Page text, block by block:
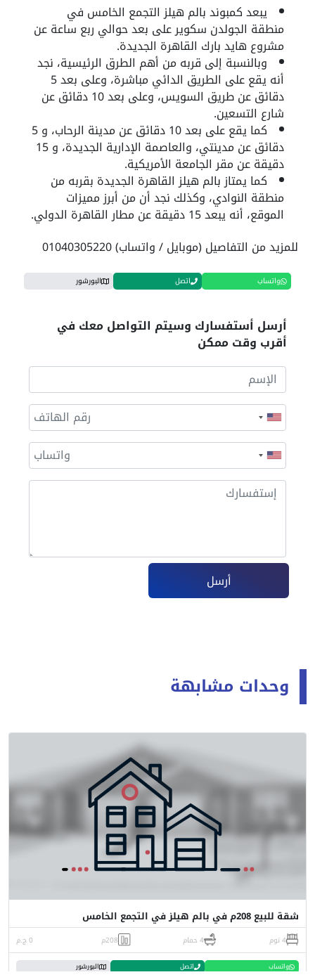
يبعد كمبوند بالم هيلز التجمع الخامس في
منطقة الجولدن سكوير على بعد حوالي ربع ساعة عن
مشروع هايد بارك القاهرة الجديدة.
وبالنسبة إلى قربه من أهم الطرق الرئيسية، نجد
أنه يقع على الطريق الدائي مباشرة، وعلى بعد 5
دقائق عن طريق السويس، وعلى بعد 10 دقائق عن
شارع التسعين.
كما يقع على بعد 10 دقائق عن مدينة الرحاب، و 5
دقائق عن مدينتي، والعاصمة الإدارية الجديدة، و 15
دقيقة عن مقر الجامعة الأمريكية.
كما يمتاز بالم هيلز القاهرة الجديدة بقربه من
منطقة النوادي، وكذلك نجد أن من أبرز مميزات
الموقع، أنه يبعد 15 دقيقة عن مطار القاهرة الدولي.
للمزيد من التفاصيل (موبايل / واتساب) 01040305220
واتساب اتصل البورشور
أرسل أستفسارك وسيتم التواصل معك في
أقرب وقت ممكن
أرسل
وحدات مشابهة
شقة للبيع 208م في بالم هيلز في التجمع الخامس
4 نوم 4 حمام 208م 0 ج.م
واتساب اتصل البورشور